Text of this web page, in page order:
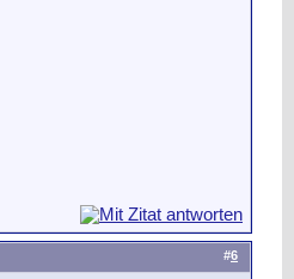
#6